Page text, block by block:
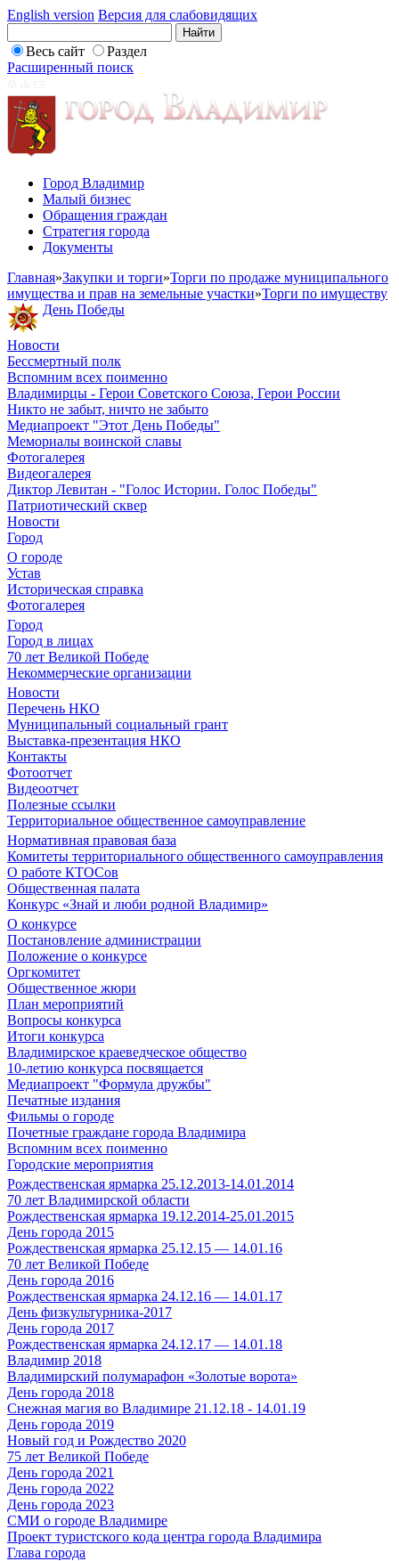
English version Версия для слабовидящих
Весь сайт
Раздел
Расширенный поиск
Город Владимир
Малый бизнес
Обращения граждан
Стратегия города
Документы
Главная»Закупки и торги»Торги по продаже муниципального
имущества и прав на земельные участки»Торги по имуществу
День Победы
Новости
Бессмертный полк
Вспомним всех поименно
Владимирцы - Герои Советского Союза, Герои России
Никто не забыт, ничто не забыто
Медиапроект "Этот День Победы"
Мемориалы воинской славы
Фотогалерея
Видеогалерея
Диктор Левитан - "Голос Истории. Голос Победы"
Патриотический сквер
Новости
Город
О городе
Устав
Историческая справка
Фотогалерея
Город
Город в лицах
70 лет Великой Победе
Некоммерческие организации
Новости
Перечень НКО
Муниципальный социальный грант
Выставка-презентация НКО
Контакты
Фотоотчет
Видеоотчет
Полезные ссылки
Территориальное общественное самоуправление
Нормативная правовая база
Комитеты территориального общественного самоуправления
О работе КТОСов
Общественная палата
Конкурс «Знай и люби родной Владимир»
О конкурсе
Постановление администрации
Положение о конкурсе
Оргкомитет
Общественное жюри
План мероприятий
Вопросы конкурса
Итоги конкурса
Владимирское краеведческое общество
10-летию конкурса посвящается
Медиапроект "Формула дружбы"
Печатные издания
Фильмы о городе
Почетные граждане города Владимира
Вспомним всех поименно
Городские мероприятия
Рождественская ярмарка 25.12.2013-14.01.2014
70 лет Владимирской области
Рождественская ярмарка 19.12.2014-25.01.2015
День города 2015
Рождественская ярмарка 25.12.15 — 14.01.16
70 лет Великой Победе
День города 2016
Рождественская ярмарка 24.12.16 — 14.01.17
День физкультурника-2017
День города 2017
Рождественская ярмарка 24.12.17 — 14.01.18
Владимир 2018
Владимирский полумарафон «Золотые ворота»
День города 2018
Снежная магия во Владимире 21.12.18 - 14.01.19
День города 2019
Новый год и Рождество 2020
75 лет Великой Победе
День города 2021
День города 2022
День города 2023
СМИ о городе Владимире
Проект туристского кода центра города Владимира
Глава города